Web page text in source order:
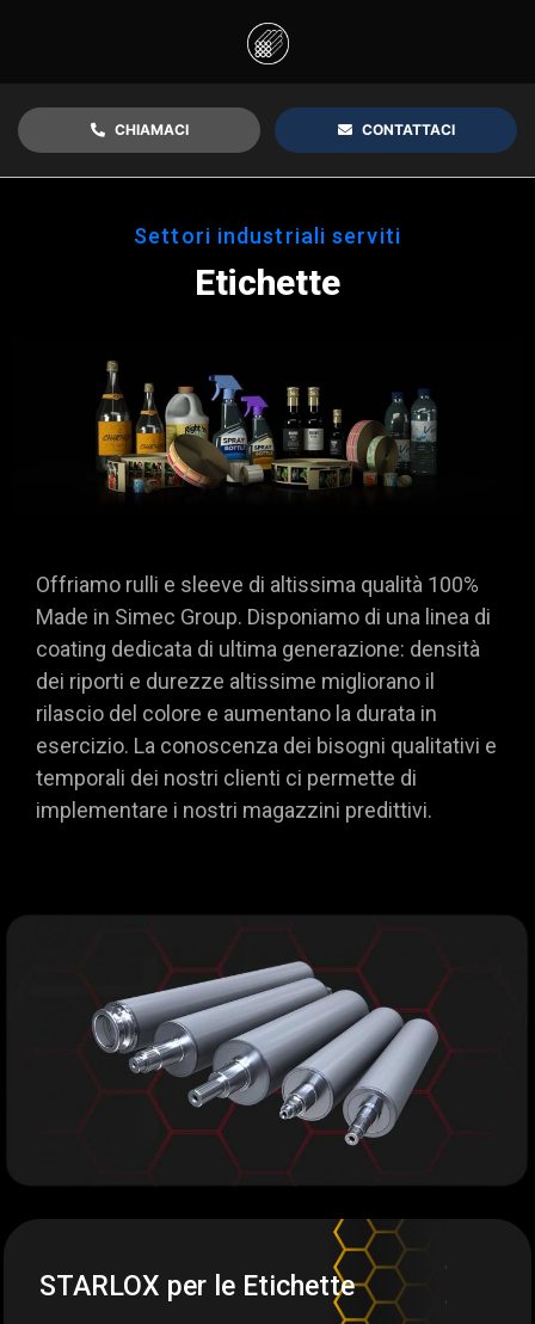
CHIAMACI CONTATTACI
Settori industriali serviti
Etichette
Offriamo rulli e sleeve di altissima qualità 100%
Made in Simec Group. Disponiamo di una linea di
coating dedicata di ultima generazione: densità
dei riporti e durezze altissime migliorano il
rilascio del colore e aumentano la durata in
esercizio. La conoscenza dei bisogni qualitativi e
temporali dei nostri clienti ci permette di
implementare i nostri magazzini predittivi.
STARLOX per le Etichette